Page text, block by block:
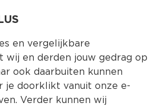
Kies jouw
Producten
en vergelijkbare
wij en derden jouw gedrag op
ook daarbuiten kunnen
je doorklikt vanuit onze e-
Verder kunnen wij